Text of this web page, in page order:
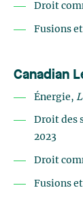
Droit
Fusions
Canadian
Énergie,
Droit des
2023
Droit
Fusions